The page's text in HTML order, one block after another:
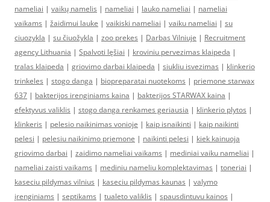
nameliai | vaikų namelis | nameliai | lauko nameliai | nameliai
vaikams | žaidimui lauke | vaikiski nameliai | vaiku nameliai | su
ciuozykla | su čiuožykla | zoo prekes | Darbas Vilniuje | Recruitment
agency Lithuania | Spalvoti lęšiai | kroviniu pervezimas klaipeda |
tralas klaipeda | griovimo darbai klaipeda | siukliu isvezimas | klinkerio
trinkeles | stogo danga | biopreparatai nuotekoms | priemone starwax
637 | bakterijos irenginiams kaina | bakterijos STARWAX kaina |
efektyvus valiklis | stogo danga renkames geriausia | klinkerio plytos |
klinkeris | pelesio naikinimas vonioje | kaip isnaikinti | kaip naikinti
pelesi | pelesiu naikinimo priemone | naikinti pelesi | kiek kainuoja
griovimo darbai | zaidimo nameliai vaikams | mediniai vaiku nameliai |
nameliai zaisti vaikams | mediniu nameliu komplektavimas | toneriai |
kaseciu pildymas vilnius | kaseciu pildymas kaunas | valymo
įrenginiams | septikams | tualeto valiklis | spausdintuvu kainos |